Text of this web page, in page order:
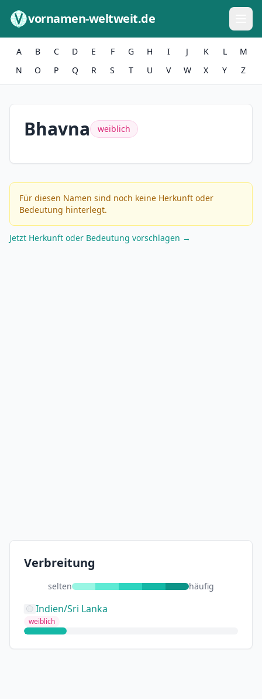
vornamen-weltweit.de
A B C D E F G H I J K L
M
N
O P Q R S T U V W X Y Z
Bhavna weiblich
Für diesen Namen sind noch keine Herkunft oder
Bedeutung hinterlegt.
Jetzt Herkunft oder Bedeutung vorschlagen →
Verbreitung
selten häufig
Indien/Sri Lanka
weiblich